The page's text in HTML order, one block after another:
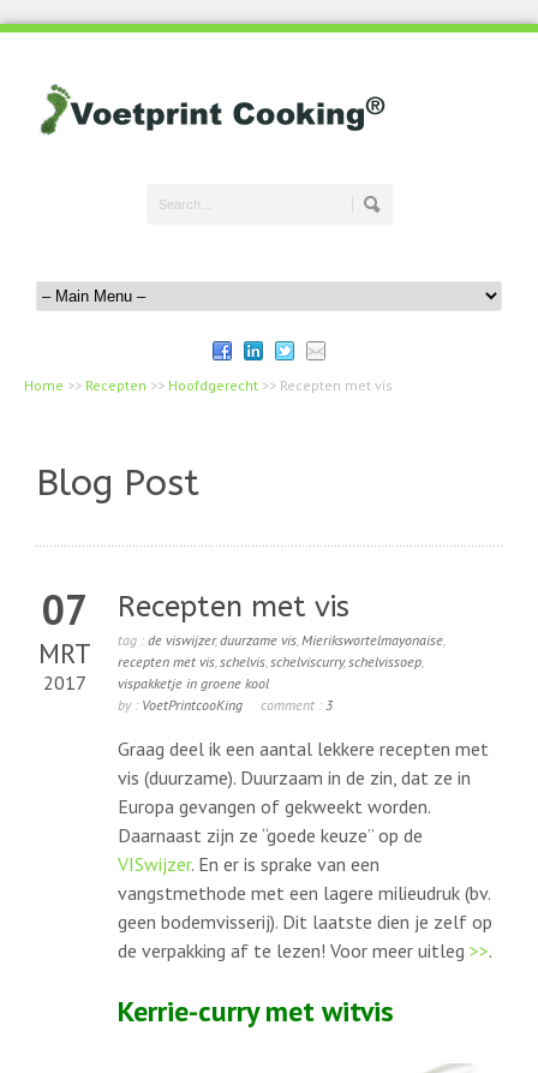
Home >> Recepten >> Hoofdgerecht >> Recepten met vis
Blog Post
07
MRT
2017
Recepten met vis
tag : de viswijzer,duurzame vis,Mierikswortelmayonaise,
recepten met vis,schelvis,schelviscurry,schelvissoep,
vispakketje in groene kool
by : VoetPrintcooKing comment : 3
Graag deel ik een aantal lekkere recepten met
vis (duurzame). Duurzaam in de zin, dat ze in
Europa gevangen of gekweekt worden.
Daarnaast zijn ze “goede keuze” op de
VISwijzer. En er is sprake van een
vangstmethode met een lagere milieudruk (bv.
geen bodemvisserij). Dit laatste dien je zelf op
de verpakking af te lezen! Voor meer uitleg >>.
Kerrie-curry met witvis